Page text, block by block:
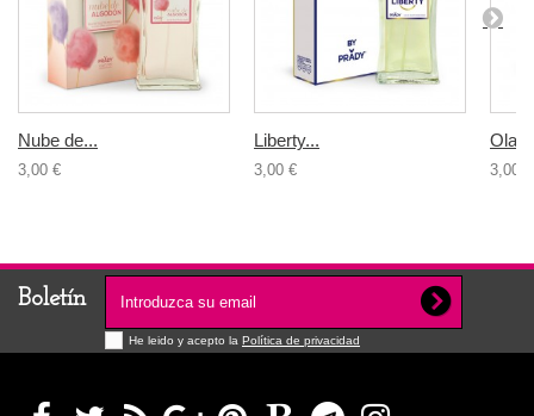
Nube de...
3,00 €
Liberty...
3,00 € 3,00 €
Boletín
He leido y acepto la Política de privacidad